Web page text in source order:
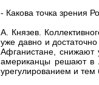
- Какова точка зрения
А. Князев.
уже давно и
Афганистане, снижают
американцы решают в
урегулированием и тем